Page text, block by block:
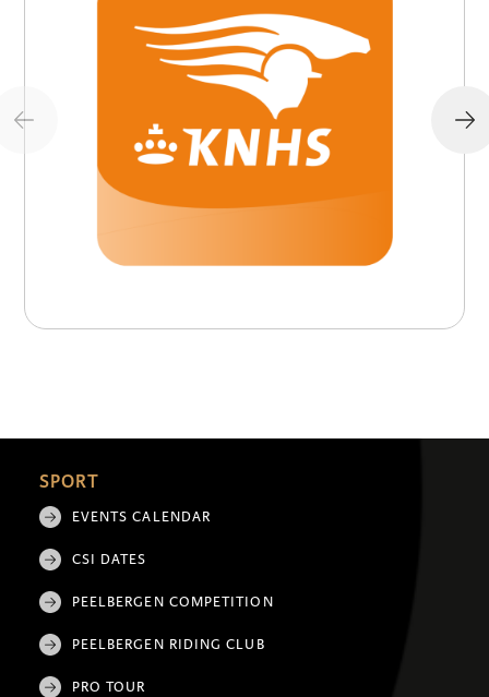
SPORT
EVENTS CALENDAR
CSI DATES
PEELBERGEN COMPETITION
PEELBERGEN RIDING CLUB
PRO TOUR